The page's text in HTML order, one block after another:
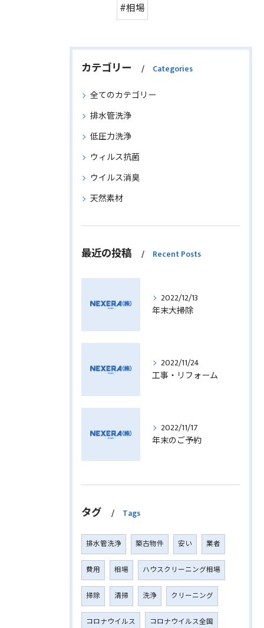
#相場
カテゴリー Categories
全てのカテゴリー
排水管洗浄
低圧力洗浄
ウィルス抗菌
ウイルス消臭
天然素材
最近の投稿 Recent Posts
2022/12/13
年末大掃除
2022/11/24
工事・リフォーム
2022/11/17
年末のご予約
タグ Tags
排水管洗浄 築古物件 安い 業者
費用 相場 ハウスクリーニング相場
掃除 清掃 洗浄 クリーニング
コロナウイルス コロナウイルス全国